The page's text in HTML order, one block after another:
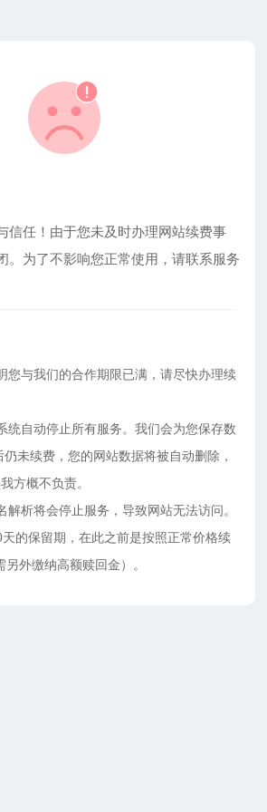
信任！由于您未及时办理网站续费事
。为了不影响您正常使用，请联系服务
您与我们的合作期限已满，请尽快办理续
统自动停止所有服务。我们会为您保存数
未续费，您的网站数据将被自动删除，
方概不负责。
解析将会停止服务，导致网站无法访问。
的保留期，在此之前是按照正常价格续
外缴纳高额赎回金）。